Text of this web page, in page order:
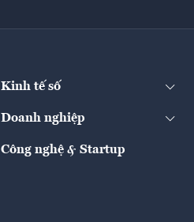
Kinh tế số
Doanh nghiệp
Công nghệ & Startup